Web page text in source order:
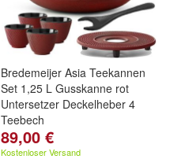
Bredemeijer Asia Teekannen
Set 1,25 L Gusskanne rot
Untersetzer Deckelheber 4
Teebech
89,00 €
Kostenloser Versand